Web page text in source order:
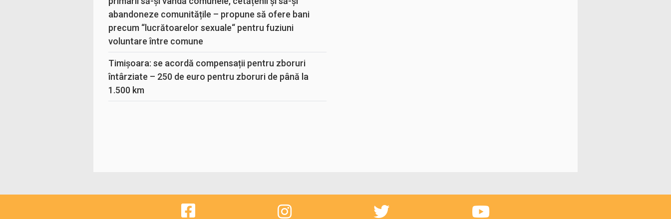
abandoneze comunitățile – propune să ofere bani
precum “lucrătoarelor sexuale“ pentru fuziuni
voluntare între comune
Timișoara: se acordă compensații pentru zboruri
întârziate – 250 de euro pentru zboruri de până la
1.500 km